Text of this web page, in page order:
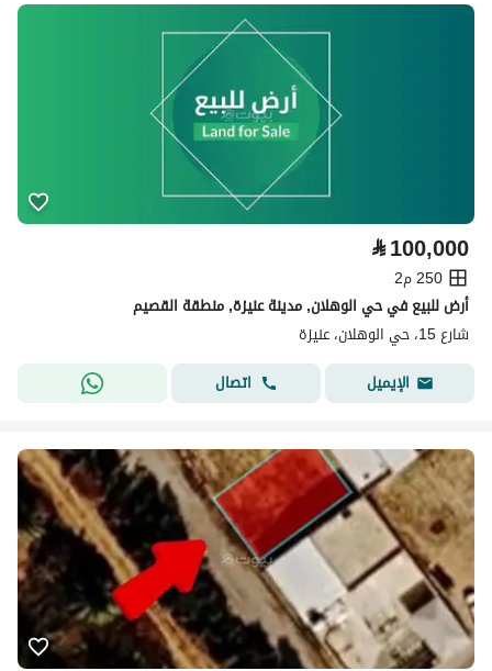
⃁100,000
250 م2
أرض للبيع في حي الوهلان, مدينة عنيزة, منطقة القصيم
شارع 15، حي الوهلان، عنيزة
الإيميل
اتصال